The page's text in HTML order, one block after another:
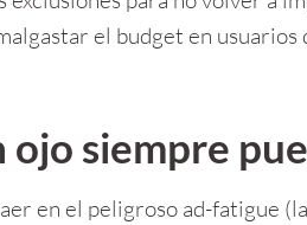
el budget en
ojo siempre
en el peligroso ad-fatigue